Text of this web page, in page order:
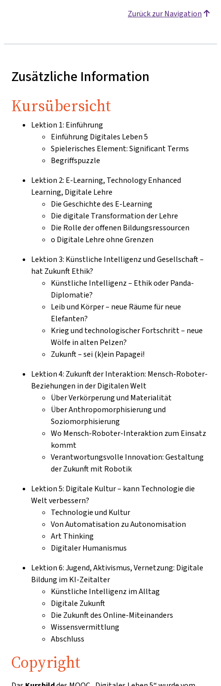
Zurück zur Navigation
Zusätzliche Information
Kursübersicht
Lektion 1: Einführung
Einführung Digitales Leben 5
Spielerisches Element: Significant Terms
Begriffspuzzle
Lektion 2: E-Learning, Technology Enhanced
Learning, Digitale Lehre
Die Geschichte des E-Learning
Die digitale Transformation der Lehre
Die Rolle der offenen Bildungsressourcen
o Digitale Lehre ohne Grenzen
Lektion 3: Künstliche Intelligenz und Gesellschaft –
hat Zukunft Ethik?
Künstliche Intelligenz – Ethik oder Panda-
Diplomatie?
Leib und Körper – neue Räume für neue
Elefanten?
Krieg und technologischer Fortschritt – neue
Wölfe in alten Pelzen?
Zukunft – sei (k)ein Papagei!
Lektion 4: Zukunft der Interaktion: Mensch-Roboter-
Beziehungen in der Digitalen Welt
Über Verkörperung und Materialität
Über Anthropomorphisierung und
Soziomorphisierung
Wo Mensch-Roboter-Interaktion zum Einsatz
kommt
Verantwortungsvolle Innovation: Gestaltung
der Zukunft mit Robotik
Lektion 5: Digitale Kultur – kann Technologie die
Welt verbessern?
Technologie und Kultur
Von Automatisation zu Autonomisation
Art Thinking
Digitaler Humanismus
Lektion 6: Jugend, Aktivismus, Vernetzung: Digitale
Bildung im KI-Zeitalter
Künstliche Intelligenz im Alltag
Digitale Zukunft
Die Zukunft des Online-Miteinanders
Wissensvermittlung
Abschluss
Copyright